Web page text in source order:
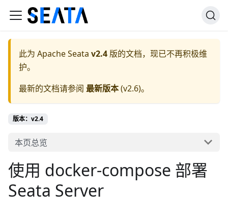
此为 Apache Seata v2.4 版的文档，现已不再积极维
护。
最新的文档请参阅 最新版本(v2.6)。
版本：v2.4
本页总览
使用 docker-compose 部署
Seata Server